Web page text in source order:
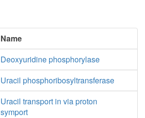
Name
Deoxyuridine phosphorylase
Uracil phosphoribosyltransferase
Uracil transport in via proton
symport